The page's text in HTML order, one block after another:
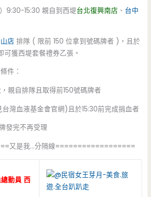
9:30-15:30 親自到西堤台北復興南店 、 台中
店 排隊 ( 限前 150 位拿到號碼牌者 )，且於
可獲西堤套餐禮券乙張。
件：
親自排隊且取得前150號碼牌者
灣血液基金會官網)且於15:30前完成捐血者
發完不再受理
又是我…分隔線==================
動員 西